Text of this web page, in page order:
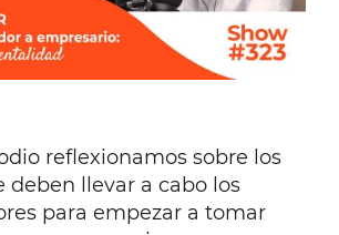
reflexionamos sobre los
deben llevar a cabo los
para empezar a tomar